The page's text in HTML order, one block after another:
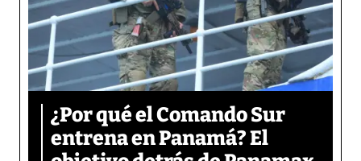
¿Por qué el Comando Sur
entrena en Panamá? El